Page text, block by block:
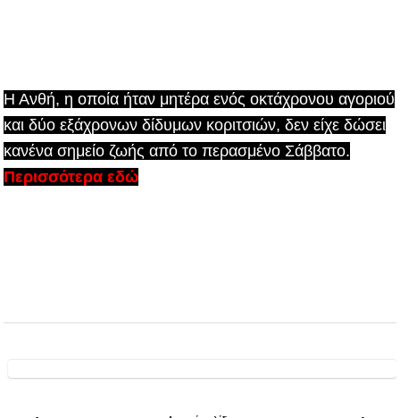
Η Ανθή, η οποία ήταν μητέρα ενός οκτάχρονου αγοριού
και δύο εξάχρονων δίδυμων κοριτσιών, δεν είχε δώσει
κανένα σημείο ζωής από το περασμένο Σάββατο.
Περισσότερα εδώ